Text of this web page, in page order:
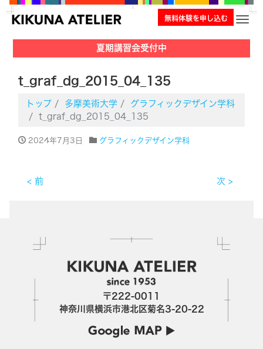
ナビ
無料体験を申し込む
夏期講習会受付中
t_graf_dg_2015_04_135
トップ 多摩美術大学
グラフィックデザイン学科
t_graf_dg_2015_04_135
2024年7月3日 グラフィックデザイン学科
< 前 次 >
〒222-0011
神奈川県横浜市港北区菊名3-20-22